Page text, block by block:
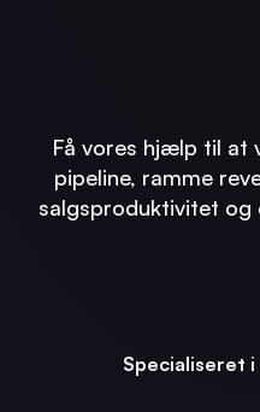
Få vores hjælp til at
pipeline, ramme
salgsproduktivitet og
Specialiseret i